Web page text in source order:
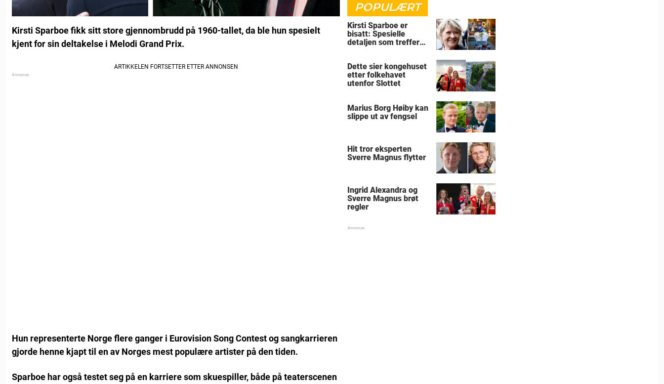
Kirsti Sparboe fikk sitt store gjennombrudd på 1960-tallet, da ble hun spesielt
kjent for sin deltakelse i Melodi Grand Prix.
Hun representerte Norge flere ganger i Eurovision Song Contest og sangkarrieren
gjorde henne kjapt til en av Norges mest populære artister på den tiden.
Sparboe har også testet seg på en karriere som skuespiller, både på teaterscenen
POPULÆRT
Kirsti Sparboe er
bisatt: Spesielle
detaljen som treffer
Dette sier kongehuset
etter folkehavet
utenfor Slottet
Marius Borg Høiby kan
slippe ut av fengsel
Hit tror eksperten
Sverre Magnus flytter
Ingrid Alexandra og
Sverre Magnus brøt
regler